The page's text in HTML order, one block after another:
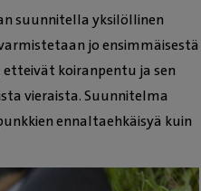
suunnitella yksilöllinen
jo ensimmäisestä
koiranpentu ja sen
vieraista. Suunnitelma
ennaltaehkäisyä kuin